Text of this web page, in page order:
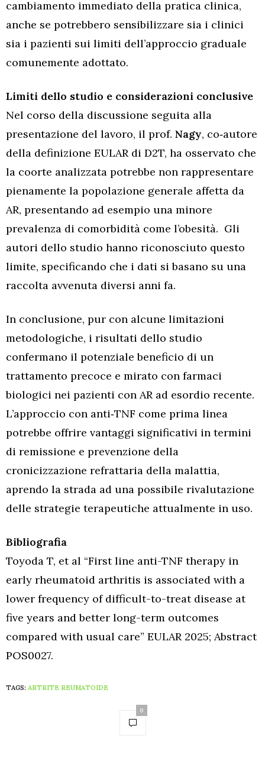
cambiamento immediato della pratica clinica,
anche se potrebbero sensibilizzare sia i clinici
sia i pazienti sui limiti dell’approccio graduale
comunemente adottato.
Limiti dello studio e considerazioni conclusive
Nel corso della discussione seguita alla
presentazione del lavoro, il prof. Nagy, co‑autore
della definizione EULAR di D2T, ha osservato che
la coorte analizzata potrebbe non rappresentare
pienamente la popolazione generale affetta da
AR, presentando ad esempio una minore
prevalenza di comorbidità come l’obesità. Gli
autori dello studio hanno riconosciuto questo
limite, specificando che i dati si basano su una
raccolta avvenuta diversi anni fa.
In conclusione, pur con alcune limitazioni
metodologiche, i risultati dello studio
confermano il potenziale beneficio di un
trattamento precoce e mirato con farmaci
biologici nei pazienti con AR ad esordio recente.
L’approccio con anti‑TNF come prima linea
potrebbe offrire vantaggi significativi in termini
di remissione e prevenzione della
cronicizzazione refrattaria della malattia,
aprendo la strada ad una possibile rivalutazione
delle strategie terapeutiche attualmente in uso.
Bibliografia
Toyoda T, et al “First line anti-TNF therapy in
early rheumatoid arthritis is associated with a
lower frequency of difficult-to-treat disease at
five years and better long-term outcomes
compared with usual care” EULAR 2025; Abstract
POS0027.
TAGS: ARTRITE REUMATOIDE
0